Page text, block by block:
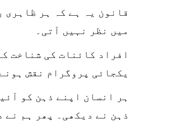
قانون یہ ہے کہ ہر
میں نظر نہیں آتی۔
افراد کائنات کی شناخت
یکجائی پروگرام نقش
ہر انسان اپنے ذہن کو
ذہن نے دیکھی۔ پھر ہم